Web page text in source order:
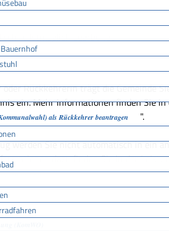
bearbeitet.
oder Rückkehrerin trägt die Gemeinde
ein. Mehr Informationen finden Sie
als Rückkehrer beantragen
".
werden Sie nicht automatisch in ein
dazu finden Sie in der
beantragen
".
(KomWO)